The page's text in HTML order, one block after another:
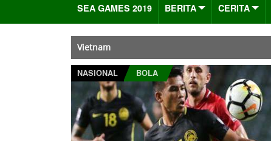
SEA GAMES 2019 BERITA CERITA
Vietnam
NASIONAL BOLA